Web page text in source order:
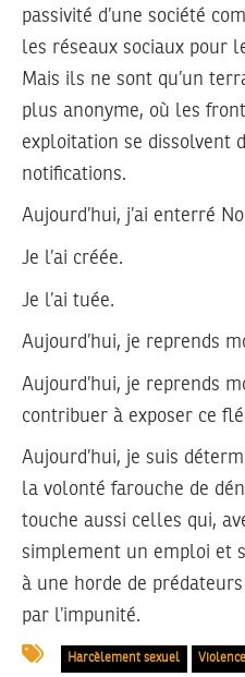
passivité d’une société
les réseaux sociaux pour
Mais ils ne sont qu’un
plus anonyme, où les
exploitation se dissolvent
notifications.
Aujourd’hui, j’ai enterré
Je l’ai créée.
Je l’ai tuée.
Aujourd’hui, je reprends
Aujourd’hui, je reprends
contribuer à exposer ce
Aujourd’hui, je suis
la volonté farouche de
touche aussi celles qui,
simplement un emploi et
à une horde de
par l’impunité.
Harcèlement sexuel